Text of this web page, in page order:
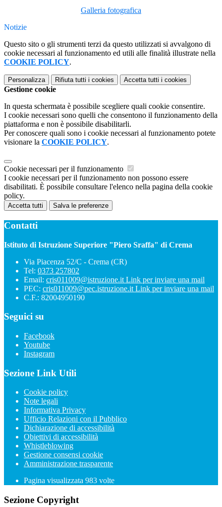
Galleria fotografica
Notizie
Questo sito o gli strumenti terzi da questo utilizzati si avvalgono di
cookie necessari al funzionamento ed utili alle finalità illustrate nella
COOKIE POLICY.
Personalizza Rifiuta tutti i cookies Accetta tutti i cookies
Gestione cookie
In questa schermata è possibile scegliere quali cookie consentire.
I cookie necessari sono quelli che consentono il funzionamento della
piattaforma e non è possibile disabilitarli.
Per conoscere quali sono i cookie necessari al funzionamento potete
visionare la COOKIE POLICY.
Cookie necessari per il funzionamento
I cookie necessari per il funzionamento non possono essere
disabilitati. È possibile consultare l'elenco nella pagina della cookie
policy.
Accetta tutti Salva le preferenze
Contatti
Istituto di Istruzione Superiore "Piero Sraffa" di Crema
Via Piacenza 52/C - Crema (CR)
Tel: 0373 257802
Email: cris011009@istruzione.it Link per inviare una mail
PEC: cris011009@pec.istruzione.it Link per inviare una mail
C.F.: 82004950190
Seguici su
Facebook
Youtube
Instagram
Sezione Link Utili
Cookie policy
Note legali
Informativa Privacy
Ufficio Relazioni con il Pubblico
Dichiarazione di accessibilità
Obiettivi di accessibilità
Whistleblowing
Gestione consensi cookie
Amministrazione trasparente
Pagina visualizzata 983 volte
Sezione Copyright